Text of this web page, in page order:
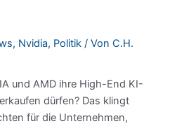
, Nvidia, Politik / VonC.H.
und AMD ihre High-End KI-
dürfen? Das klingt
für die Unternehmen,